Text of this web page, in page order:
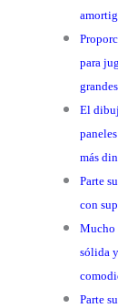
para
El
más
Parte
con
Mucho
sólida
Parte